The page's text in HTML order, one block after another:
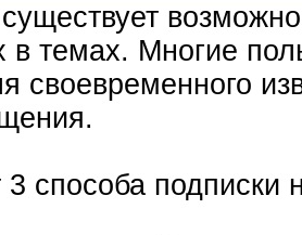
темах. Многие
своевременного
способа подписки